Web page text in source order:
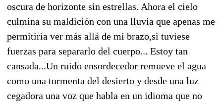
oscura de horizonte sin estrellas. Ahora el cielo
culmina su maldición con una lluvia que apenas me
permitiría ver más allá de mi brazo,si tuviese
fuerzas para separarlo del cuerpo... Estoy tan
cansada...Un ruido ensordecedor remueve el agua
como una tormenta del desierto y desde una luz
cegadora una voz que habla en un idioma que no